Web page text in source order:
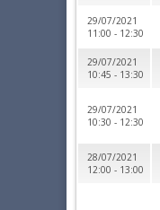
29/07/2021
11:00 - 12:30
29/07/2021
10:45 - 13:30
29/07/2021
10:30 - 12:30
28/07/2021
12:00 - 13:00